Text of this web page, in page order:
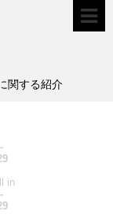
関する紹介
in